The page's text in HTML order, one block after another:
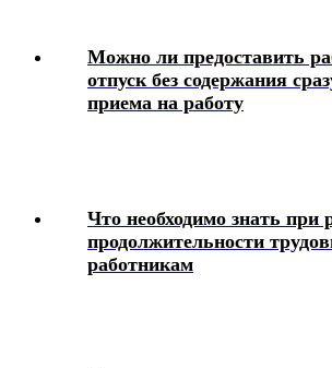
Можно ли предоставить
отпуск без содержания
приема на работу
Что необходимо знать при
продолжительности
работникам